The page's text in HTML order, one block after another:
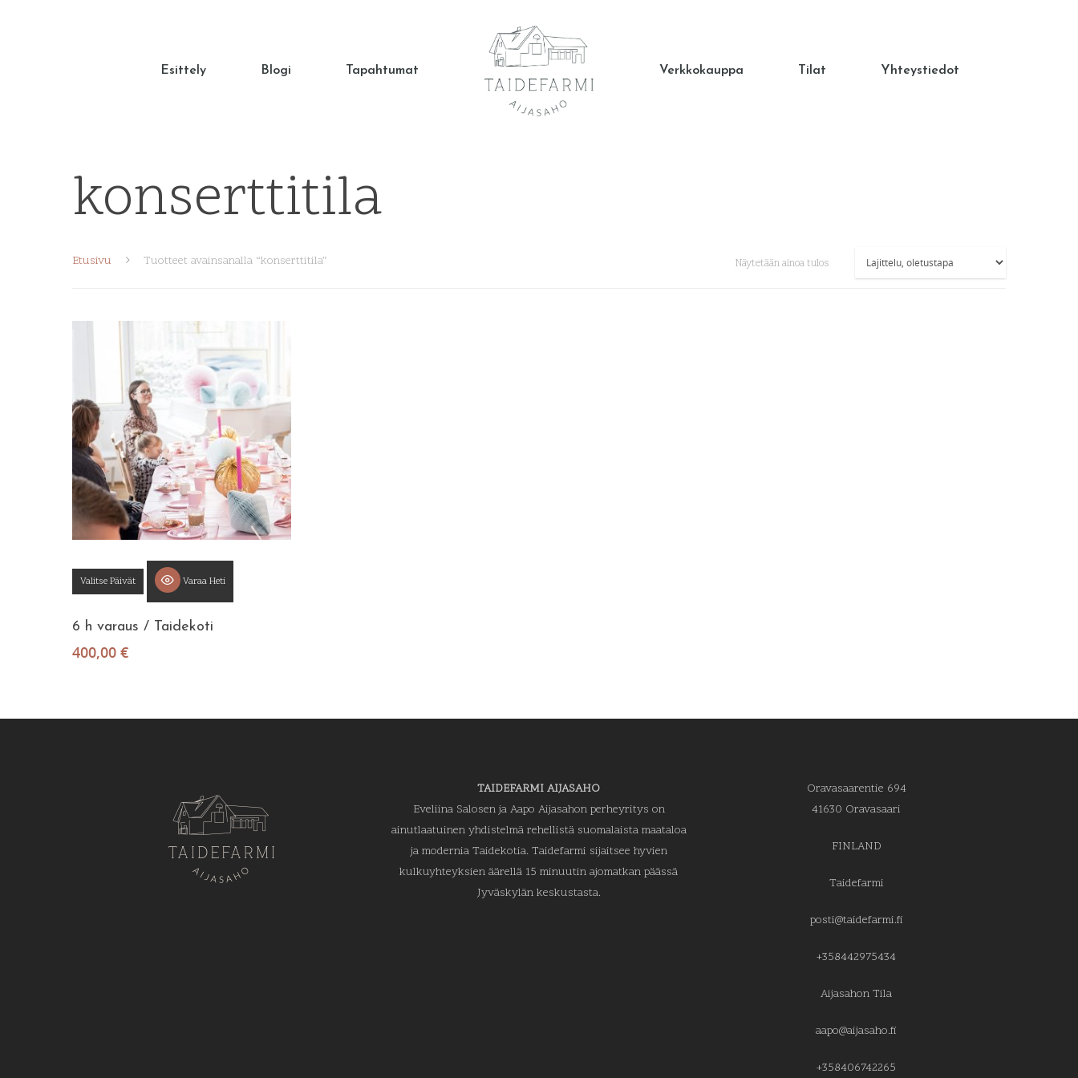
Esittely Blogi Tapahtumat Verkkokauppa Tilat Yhteystiedot
konserttitila
Näytetään ainoa tulos
Etusivu Tuotteet avainsanalla “konserttitila”
Valitse Päivät Varaa Heti
6 h varaus / Taidekoti
400,00 €
TAIDEFARMI AIJASAHO
Eveliina Salosen ja Aapo Aijasahon perheyritys on
ainutlaatuinen yhdistelmä rehellistä suomalaista maataloa
ja modernia Taidekotia. Taidefarmi sijaitsee hyvien
kulkuyhteyksien äärellä 15 minuutin ajomatkan päässä
Jyväskylän keskustasta.
Oravasaarentie 694
41630 Oravasaari
FINLAND
Taidefarmi
posti@taidefarmi.fi
+358442975434
Aijasahon Tila
aapo@aijasaho.fi
+358406742265